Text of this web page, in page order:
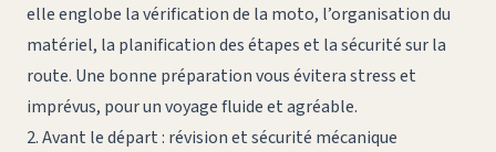
elle englobe la vérification de la moto, l’organisation du
matériel, la planification des étapes et la sécurité sur la
route. Une bonne préparation vous évitera stress et
imprévus, pour un voyage fluide et agréable.
2. Avant le départ : révision et sécurité mécanique